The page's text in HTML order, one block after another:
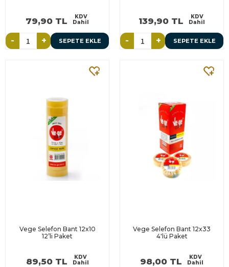
79,90 TL
KDV
Dahil
- + SEPETE EKLE
139,90 TL
KDV
Dahil
- + SEPETE EKLE
Vege Selefon Bant 12x10
12’li Paket
89,50 TL
KDV
Dahil
Vege Selefon Bant 12x33
4'lü Paket
98,00 TL
KDV
Dahil